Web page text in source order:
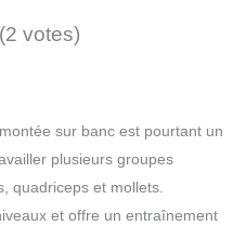
votes)
sur banc est pourtant un
plusieurs groupes
quadriceps et mollets.
et offre un entraînement